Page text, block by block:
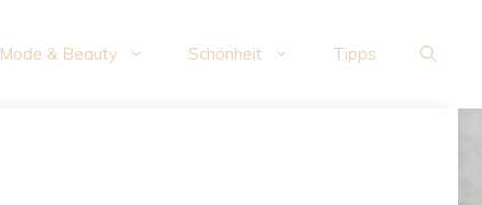
Mode & Beauty Schönheit Tipps